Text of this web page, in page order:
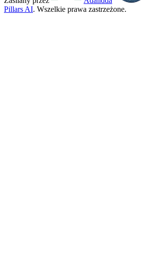
Pillars AI. Wszelkie prawa zastrzeżone.